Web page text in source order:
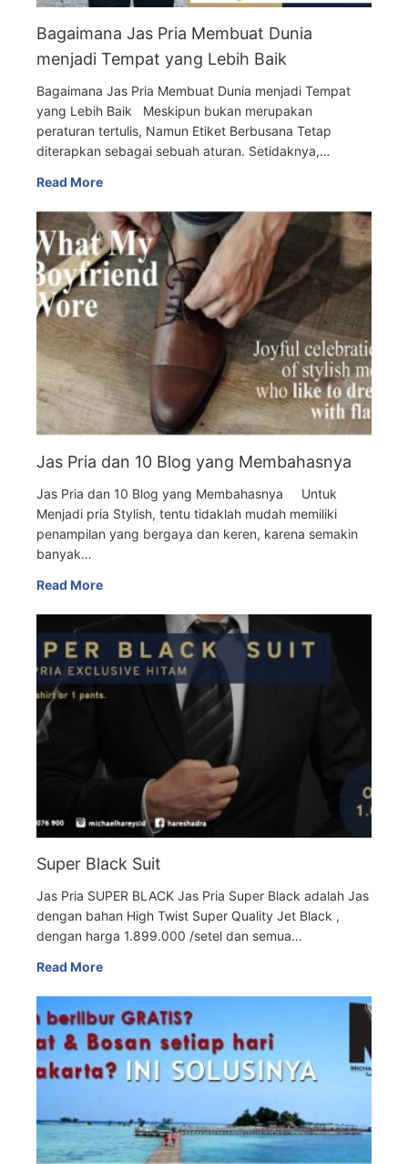
Bagaimana Jas Pria Membuat Dunia
menjadi Tempat yang Lebih Baik
Bagaimana Jas Pria Membuat Dunia menjadi Tempat
yang Lebih Baik Meskipun bukan merupakan
peraturan tertulis, Namun Etiket Berbusana Tetap
diterapkan sebagai sebuah aturan. Setidaknya,…
Read More
Jas Pria dan 10 Blog yang Membahasnya
Jas Pria dan 10 Blog yang Membahasnya Untuk
Menjadi pria Stylish, tentu tidaklah mudah memiliki
penampilan yang bergaya dan keren, karena semakin
banyak…
Read More
Super Black Suit
Jas Pria SUPER BLACK Jas Pria Super Black adalah Jas
dengan bahan High Twist Super Quality Jet Black ,
dengan harga 1.899.000 /setel dan semua…
Read More